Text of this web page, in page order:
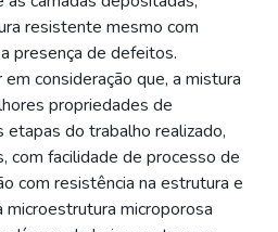
resistente mesmo com
presença de defeitos.
consideração que, a mistura
propriedades de
do trabalho realizado,
com facilidade de processo de
com resistência na estrutura e
microestrutura microporosa